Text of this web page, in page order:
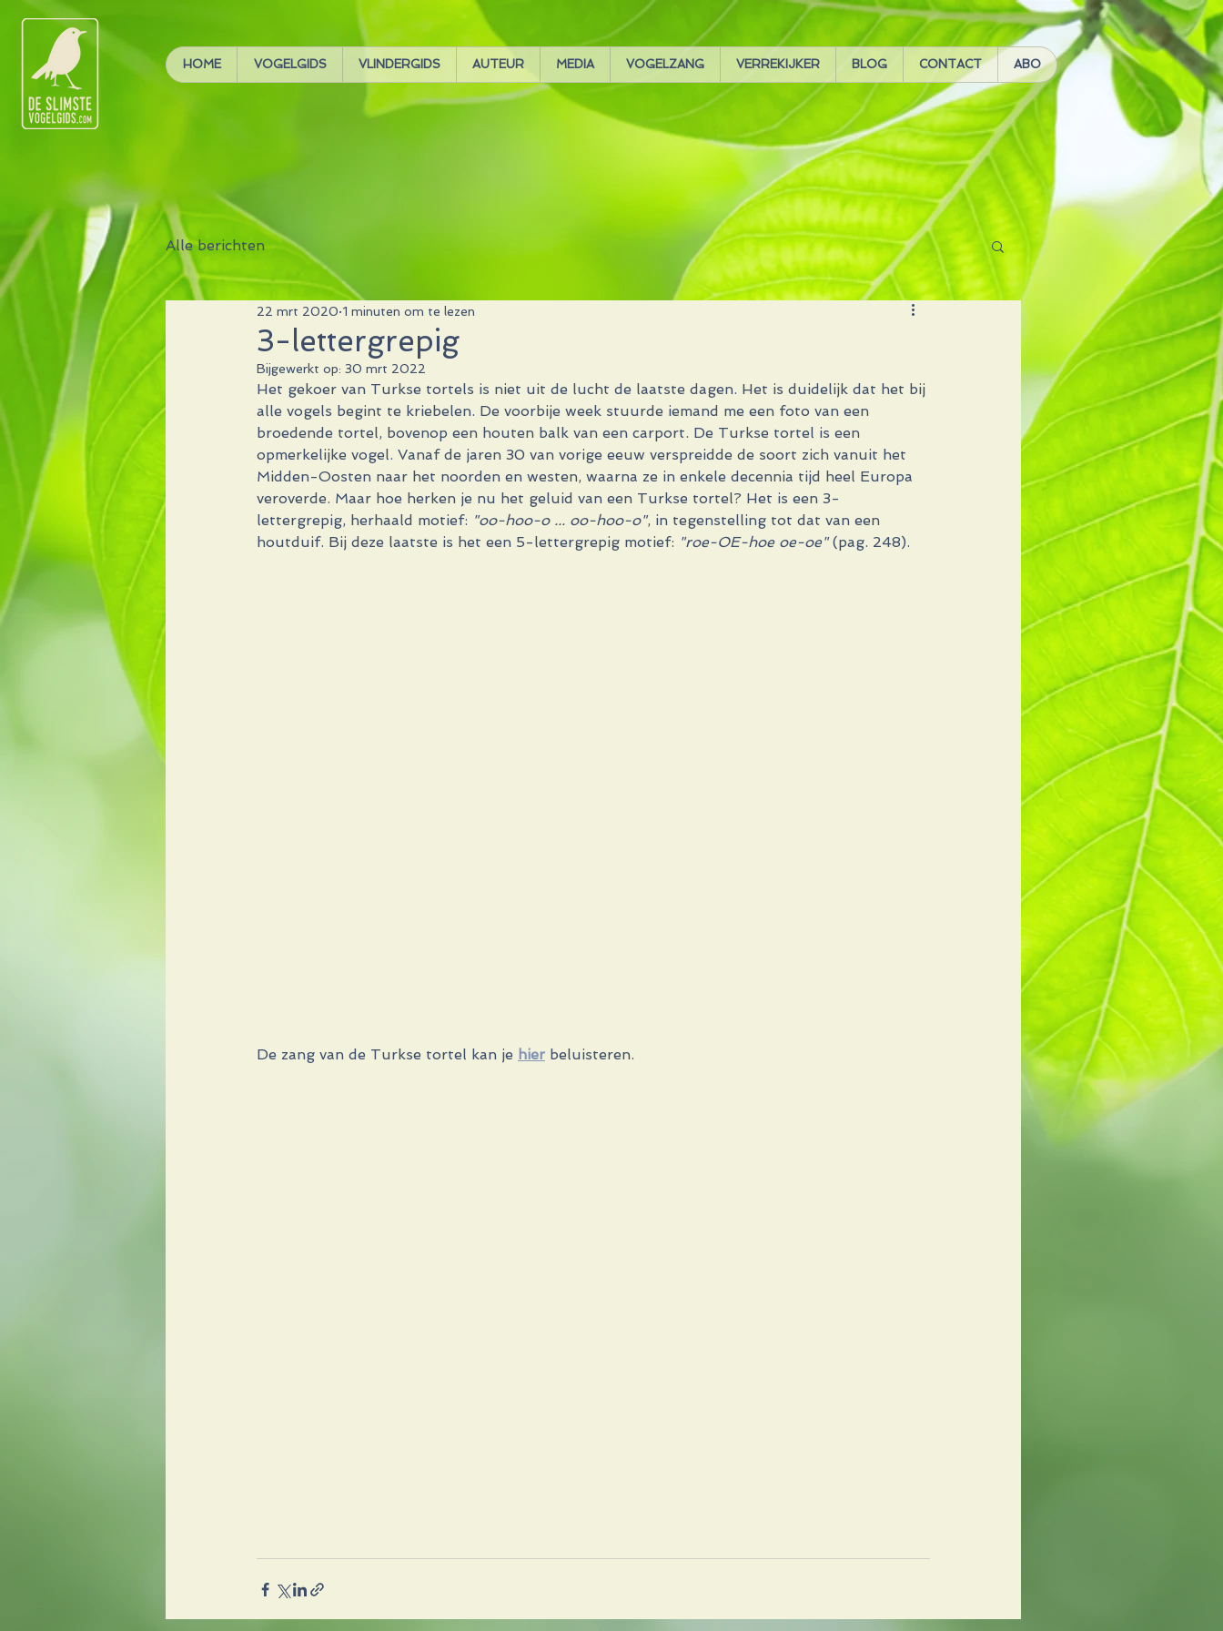
HOME VOGELGIDS VLINDERGIDS AUTEUR MEDIA VOGELZANG VERREKIJKER BLOG CONTACT ABO
Alle berichten
3-lettergrepig
22 mrt 2020 1 minuten om te lezen
Bijgewerkt op: 30 mrt 2022
Het gekoer van Turkse tortels is niet uit de lucht de laatste dagen. Het is duidelijk dat het bij
alle vogels begint te kriebelen. De voorbije week stuurde iemand me een foto van een
broedende tortel, bovenop een houten balk van een carport. De Turkse tortel is een
opmerkelijke vogel. Vanaf de jaren 30 van vorige eeuw verspreidde de soort zich vanuit het
Midden-Oosten naar het noorden en westen, waarna ze in enkele decennia tijd heel Europa
veroverde. Maar hoe herken je nu het geluid van een Turkse tortel? Het is een 3-
lettergrepig, herhaald motief: "oo-hoo-o ... oo-hoo-o", in tegenstelling tot dat van een
houtduif. Bij deze laatste is het een 5-lettergrepig motief: "roe-OE-hoe oe-oe" (pag. 248).
De zang van de Turkse tortel kan je hier beluisteren.